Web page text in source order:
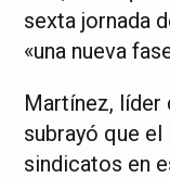
sexta jornada
«una nueva
Martínez, líder
subrayó que
sindicatos en